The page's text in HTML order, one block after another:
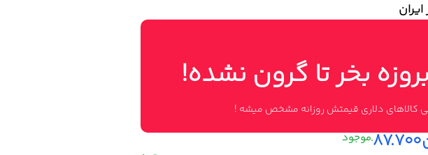
بخر تا گرون نشده!
کالاهای دلاری قیمتش روزانه مشخص میشه !
۸۷.۷۰۰